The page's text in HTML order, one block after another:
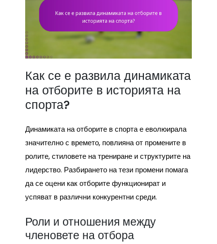
Как се е развила динамиката
на отборите в историята на
спорта?
Динамиката на отборите в спорта е еволюирала
значително с времето, повлияна от промените в
ролите, стиловете на трениране и структурите на
лидерство. Разбирането на тези промени помага
да се оцени как отборите функционират и
успяват в различни конкурентни среди.
Роли и отношения между
членовете на отбора